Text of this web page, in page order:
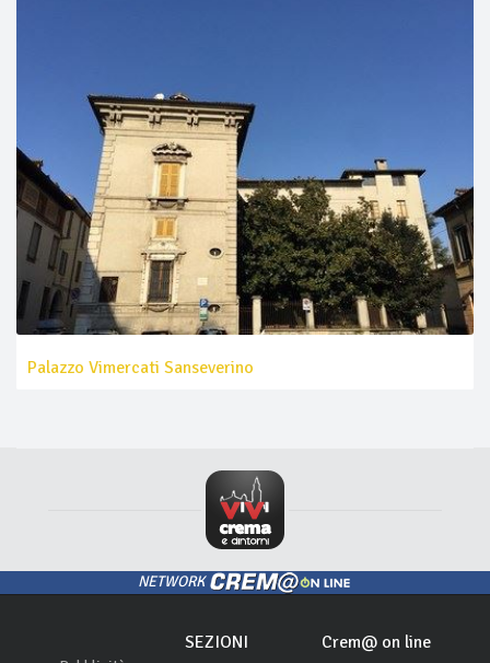
Palazzo Vimercati Sanseverino
NETWORK
SEZIONI Crem@ on line